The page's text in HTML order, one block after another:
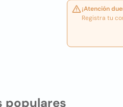
¡Atención
Registra tu
populares